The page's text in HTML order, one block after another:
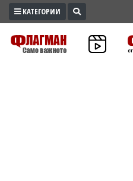
ПРОМО
ЗОНА
КАТЕГОРИИ